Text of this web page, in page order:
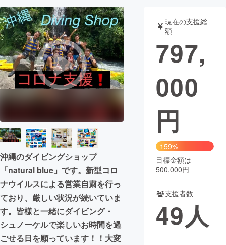
テクノロジー・ガジェット ゲーム・サ
映像・映画 書籍・雑誌
ビジネス・起業 チャレンジ
まちづくり・地域活性化
CAMPFIRE for Social Good
CAMPFIRE Creation
CAMPFIREふるさと納税
コミュニティ
沖縄のダイビングショップ
「natural blue」です。新型コロ
ナウイルスによる営業自粛を行っ
ており、厳しい状況が続いていま
す。皆様と一緒にダイビング・
シュノーケルで楽しいお時間を過
ごせる日を願っています！！大変
現在の支援総
額
797,
000
円
159%
目標金額は
500,000円
支援者数
49人